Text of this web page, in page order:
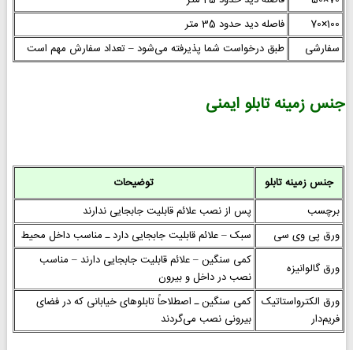
100×70
فاصله دید حدود 35 متر
سفارشی
طبق درخواست شما پذیرفته می‌شود – تعداد سفارش مهم است
جنس زمینه تابلو ایمنی
جنس زمینه تابلو
توضیحات
برچسب
پس از نصب علائم قابلیت جابجایی ندارند
ورق پی وی سی
سبک – علائم قابلیت جابجایی دارد ـ مناسب داخل محیط
ورق گالوانیزه
کمی سنگین – علائم قابلیت جابجایی دارند – مناسب
نصب در داخل و بیرون
ورق الکترواستاتیک
فریم‌دار
کمی سنگین ـ اصطلاحاً تابلوهای خیابانی که در فضای
بیرونی نصب می‌گردند